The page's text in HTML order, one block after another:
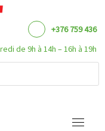
+376 759 436
de 9h à 14h – 16h à 19h